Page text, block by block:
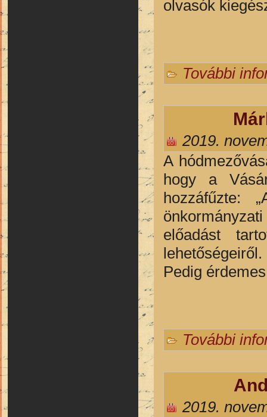
olvasók
További
2019.
A
hogy a
hozzáfűzte:
előadást
Pedig
További
2019.